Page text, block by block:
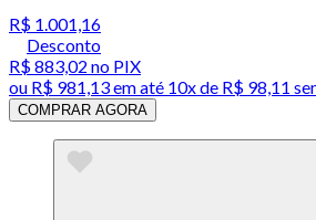
R$ 1.001,16
Desconto
R$ 883,02 no PIX
ou R$ 981,13em até 10x de R$ 98,11
COMPRAR AGORA